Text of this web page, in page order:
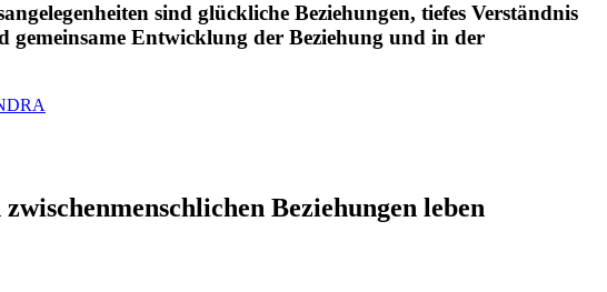
sind glückliche Beziehungen, tiefes Verständnis
gemeinsame Entwicklung der Beziehung und in der
Beziehungen leben